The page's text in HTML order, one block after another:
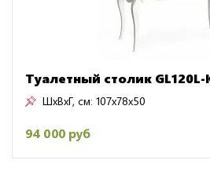
Туалетный столик
ШxВxГ, см: 107x78x50
94 000 руб